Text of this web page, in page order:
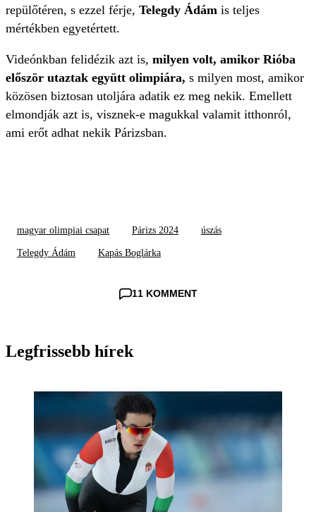
repülőtéren, s ezzel férje, Telegdy Ádám is teljes
mértékben egyetértett.
Videónkban felidézik azt is, milyen volt, amikor Rióba
először utaztak együtt olimpiára, s milyen most, amikor
közösen biztosan utoljára adatik ez meg nekik. Emellett
elmondják azt is, visznek-e magukkal valamit itthonról,
ami erőt adhat nekik Párizsban.
magyar olimpiai csapat Párizs 2024 úszás
Telegdy Ádám Kapás Boglárka
11 KOMMENT
Legfrissebb hírek